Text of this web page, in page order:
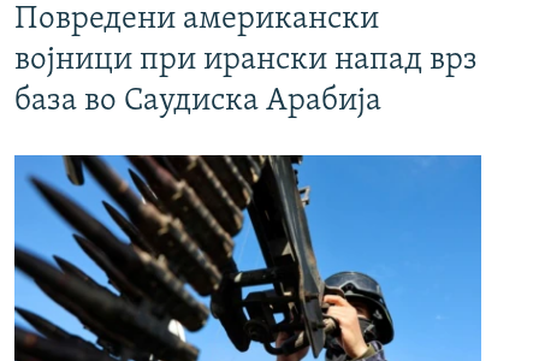
Повредени американски
војници при ирански напад врз
база во Саудиска Арабија